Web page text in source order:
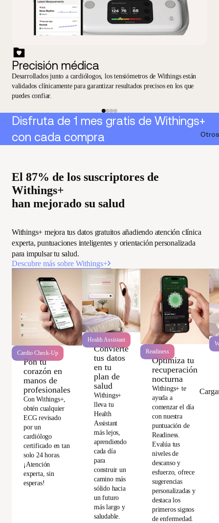
Precisión médica
Desarrollados junto a cardiólogos, los tensiómetros de Withings están
validados clínicamente para garantizar resultados precisos en los que
puedes confiar.
Disfruta de 1 mes gratis de Withings+
con cada compra
El 87% de los suscriptores de
Withings+
han mejorado su salud
Withings+ mejora tus datos gratuitos añadiendo atención clínica
experta, puntuaciones inteligentes y orientación personalizada
para impulsar tu salud.
Descubre más sobre Withings+
Cardio Check-Up
Pon tu
corazón en
manos de
profesionales
Con Withings+,
obtén cualquier
ECG revisado
por un
cardiólogo
certificado en tan
solo 24 horas.
¡Atención
experta, sin
esperas!
Health Assistant
Convierte
tus datos
en tu
plan de
salud
Withings+
lleva tu
Health
Assistant
más lejos,
aprendiendo
cada día
para
construir un
camino más
sólido hacia
un futuro
más largo y
saludable.
Readiness
Optimiza tu
recuperación
nocturna
Withings+ te
ayuda a
comenzar el día
con nuestra
puntuación de
Readiness.
Evalúa tus
niveles de
descanso y
esfuerzo, ofrece
sugerencias
personalizadas y
destaca los
primeros signos
de enfermedad.